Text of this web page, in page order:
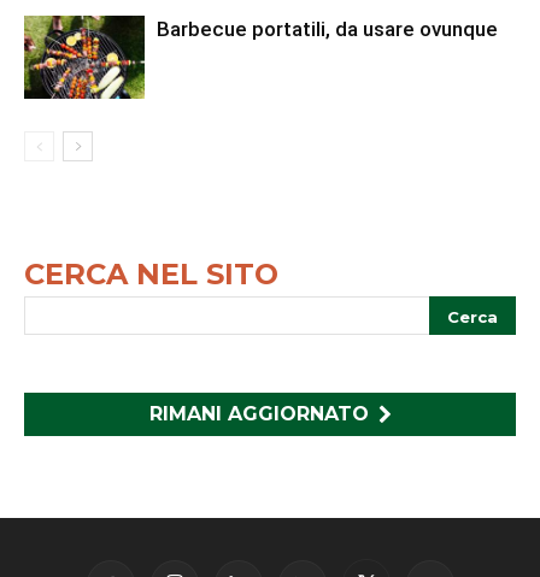
Barbecue portatili, da usare ovunque
CERCA NEL SITO
RIMANI AGGIORNATO